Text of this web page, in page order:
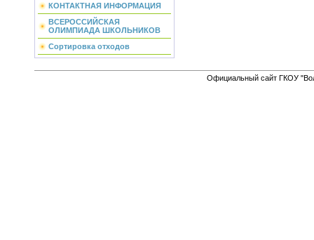
КОНТАКТНАЯ ИНФОРМАЦИЯ
ВСЕРОССИЙСКАЯ
ОЛИМПИАДА ШКОЛЬНИКОВ
Сортировка отходов
Официальный сайт ГКОУ